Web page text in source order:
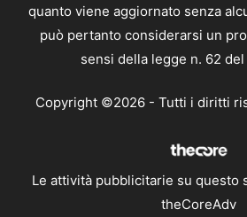
quanto viene aggiornato senza
può pertanto considerarsi un
sensi della legge n. 62 del
Copyright ©2026 - Tutti i diritti
Le attività pubblicitarie su questo
theCoreAdv